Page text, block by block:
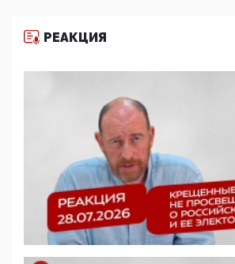
11:53, 09 Июня 2026
деятельность ИИТО ЮНЕСКО в
цифроглобалисты продолжают
повестку в образовании
09:43, 01 Июня 2026
5G за счет здоровья граждан:
отобрать у регионов и
защищать жилые дома и
05:58, 26 Мая 2026
Роскомнадзор освободили от
деструктивным и опасным
07:39, 25 Мая 2026
РЕАКЦИЯ